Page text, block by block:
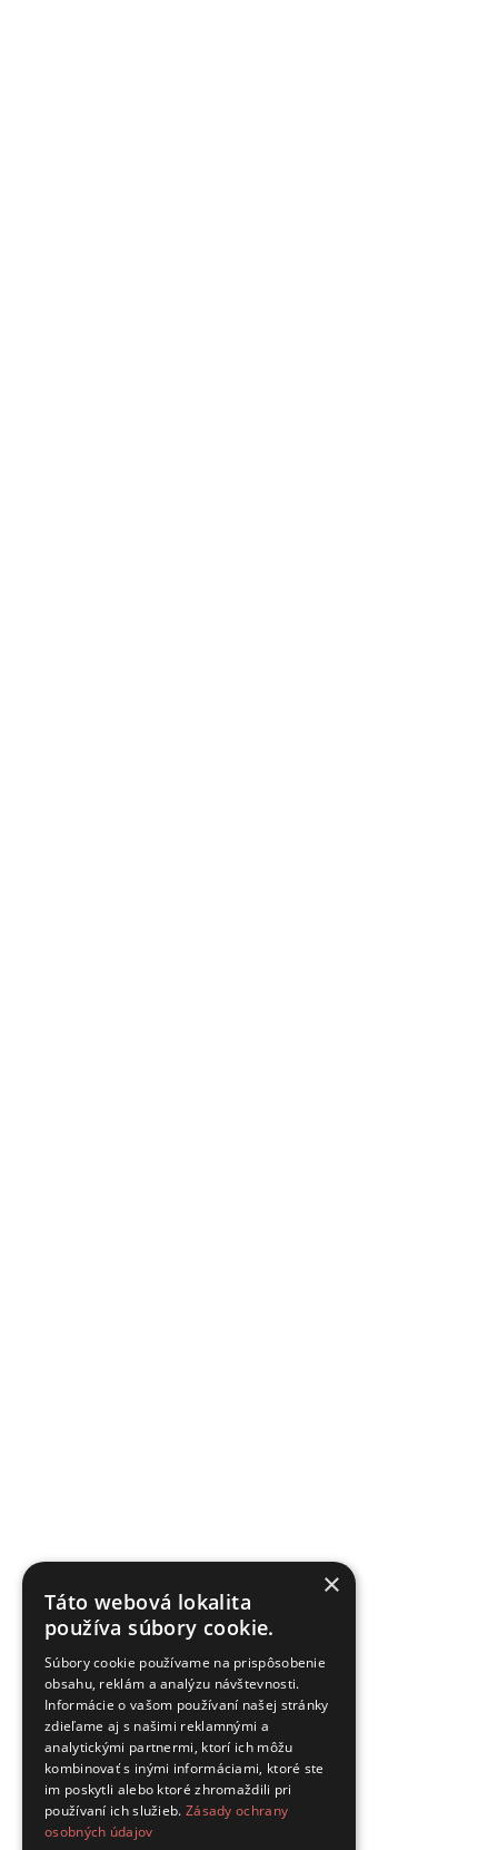
×
Táto webová lokalita
používa súbory cookie.
Súbory cookie používame na prispôsobenie
obsahu, reklám a analýzu návštevnosti.
Informácie o vašom používaní našej stránky
zdieľame aj s našimi reklamnými a
analytickými partnermi, ktorí ich môžu
kombinovať s inými informáciami, ktoré ste
im poskytli alebo ktoré zhromaždili pri
používaní ich služieb. Zásady ochrany
osobných údajov